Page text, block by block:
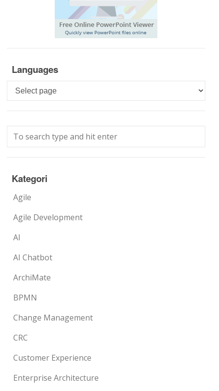
Languages
Languages
Kategori
Agile
Agile Development
AI
AI Chatbot
ArchiMate
BPMN
Change Management
CRC
Customer Experience
Enterprise Architecture